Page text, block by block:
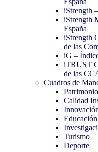
iStrength
iStrength
España
iStrength
de las
iG –
iTRUST
de las
Cuadros de
Calidad
Turismo
Deporte